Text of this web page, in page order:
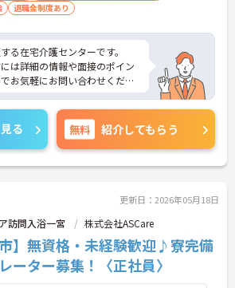
退職金制度あり
る在宅介護センターです。
は詳細の情報や面接のポイン
お気軽にお問い合わせくださ
る 無料 紹介してもらう
更新日：2026年05月18日
訪問入浴一宮 株式会社ASCare
市】無資格・未経験歓迎♪寮完備
ーター募集！〈正社員〉